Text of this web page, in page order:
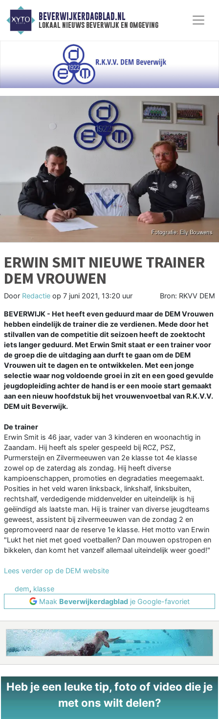
BEVERWIJKERDAGBLAD.NL
lokaal nieuws beverwijk en omgeving
ERWIN SMIT NIEUWE TRAINER
DEM VROUWEN
Door Redactie op 7 juni 2021, 13:20 uur Bron: RKVV DEM
BEVERWIJK - Het heeft even geduurd maar de DEM Vrouwen
hebben eindelijk de trainer die ze verdienen. Mede door het
stilvallen van de competitie dit seizoen heeft de zoektocht
iets langer geduurd. Met Erwin Smit staat er een trainer voor
de groep die de uitdaging aan durft te gaan om de DEM
Vrouwen uit te dagen en te ontwikkelen. Met een jonge
selectie waar nog voldoende groei in zit en een goed gevulde
jeugdopleiding achter de hand is er een mooie start gemaakt
aan een nieuw hoofdstuk bij het vrouwenvoetbal van R.K.V.V.
DEM uit Beverwijk.
De trainer
Erwin Smit is 46 jaar, vader van 3 kinderen en woonachtig in
Zaandam. Hij heeft als speler gespeeld bij RCZ, PSZ,
Purmersteijn en Zilvermeeuwen van 2e klasse tot 4e klasse
zowel op de zaterdag als zondag. Hij heeft diverse
kampioenschappen, promoties en degradaties meegemaakt.
Posities in het veld waren linksback, linkshalf, linksbuiten,
rechtshalf, verdedigende middenvelder en uiteindelijk is hij
geëindigd als laatste man. Hij is trainer van diverse jeugdteams
geweest, assistent bij zilvermeeuwen van de zondag 2 en
gepromoveerd naar de reserve 1e klasse. Het motto van Erwin
"Lukt het niet met goed voetballen? Dan mouwen opstropen en
bikkelen, dan komt het vanzelf allemaal uiteindelijk weer goed!"
Lees verder op de DEM website
dem, klasse
Maak Beverwijkerdagblad je Google-favoriet
Heb je een leuke tip, foto of video die je
met ons wilt delen?